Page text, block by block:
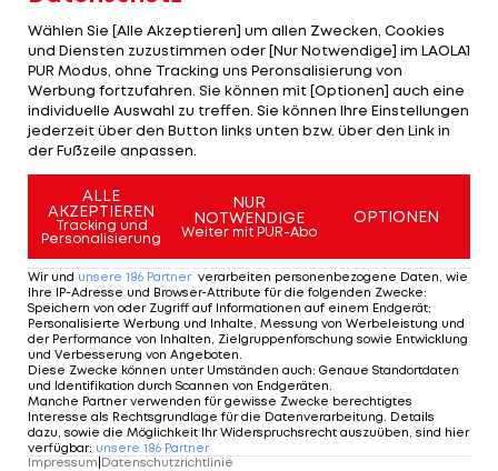
dieselbe Zeit gefahren wie im vergangenen Jahr."
Andererseits kann sich der entthronte
Vorjahressieger nur schwer mit dem zweiten Platz
anfreunden. "Das Ergebnis ist für mich eine
bittere Enttäuschung!"
Mehr zum Thema
Wählen Sie [Alle Akzeptieren] um allen Zwecken, Cookies
und Diensten zuzustimmen oder [Nur Notwendige] im LAOLA1
PUR Modus, ohne Tracking uns Peronsalisierung von
Werbung fortzufahren. Sie können mit [Optionen] auch eine
individuelle Auswahl zu treffen. Sie können Ihre Einstellungen
jederzeit über den Button links unten bzw. über den Link in
der Fußzeile anpassen.
ALLE
AKZEPTIEREN
Tracking und
Personalisierung
NUR
NOTWENDIGE
Weiter mit PUR-Abo
OPTIONEN
Wir und unsere 186 Partner verarbeiten personenbezogene Daten, wie
Ihre IP-Adresse und Browser-Attribute für die folgenden Zwecke:
Speichern von oder Zugriff auf Informationen auf einem Endgerät;
Personalisierte Werbung und Inhalte, Messung von Werbeleistung und
der Performance von Inhalten, Zielgruppenforschung sowie Entwicklung
und Verbesserung von Angeboten.
Diese Zwecke können unter Umständen auch: Genaue Standortdaten
und Identifikation durch Scannen von Endgeräten.
Manche Partner verwenden für gewisse Zwecke berechtigtes
Interesse als Rechtsgrundlage für die Datenverarbeitung. Details
dazu, sowie die Möglichkeit Ihr Widerspruchsrecht auszuüben, sind hier
verfügbar: unsere 186 Partner
Impressum Datenschutzrichtlinie